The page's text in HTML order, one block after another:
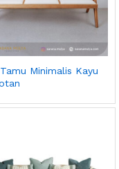
Minimalis Kayu